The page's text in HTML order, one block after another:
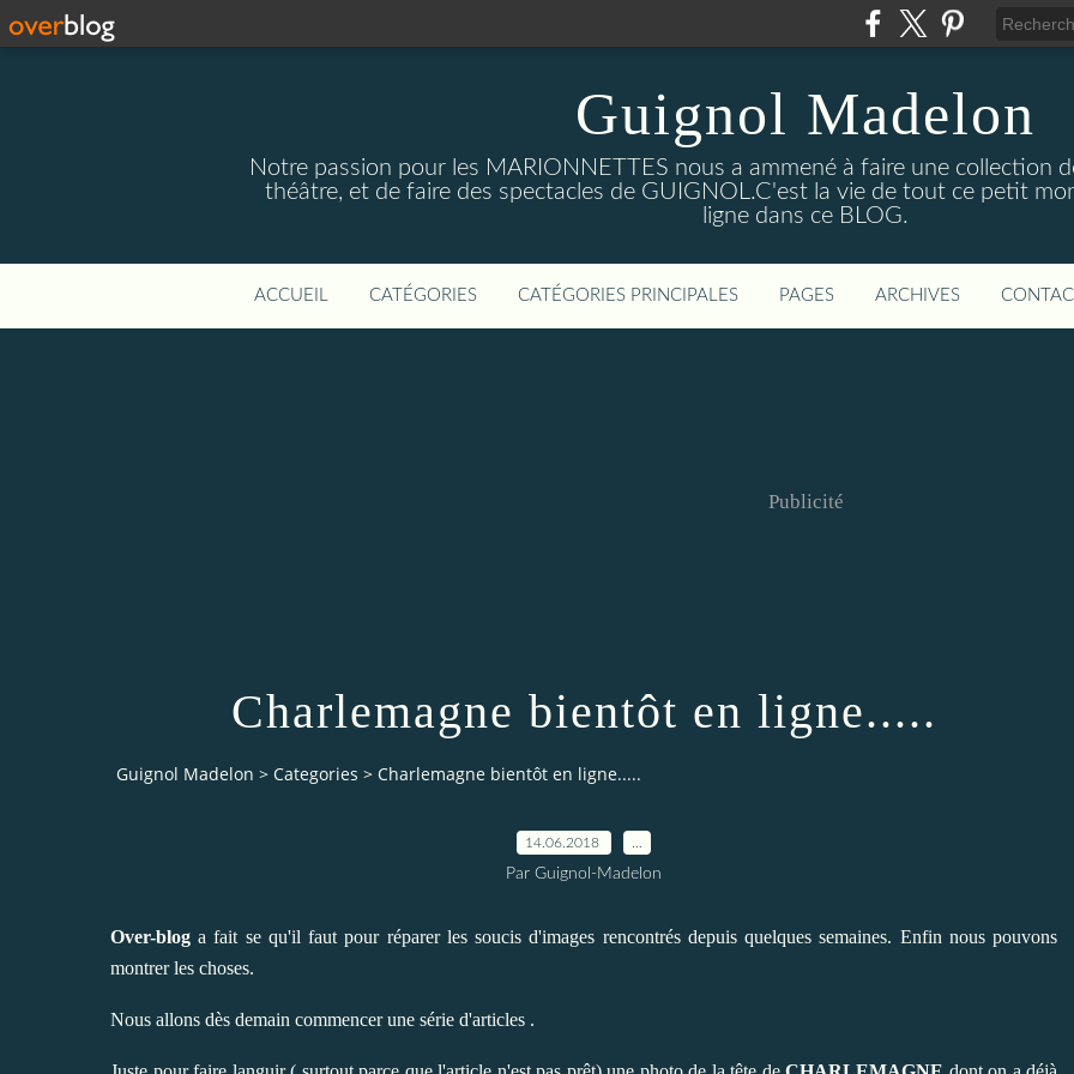
Guignol Madelon
Notre passion pour les MARIONNETTES nous a ammené à faire une collection
théâtre, et de faire des spectacles de GUIGNOL.C'est la vie de tout ce petit
ligne dans ce BLOG.
ACCUEIL CATÉGORIES CATÉGORIES PRINCIPALES PAGES ARCHIVES
Publicité
Charlemagne bientôt en ligne.....
Guignol Madelon > Categories > Charlemagne bientôt en ligne.....
14.06.2018
Par Guignol-Madelon
Over-bloga fait se qu'il faut pour réparer les soucis d'images rencontrés depuis quelques semaines. Enfin nous pouvons
montrer les choses.
Nous allons dès demain commencer une série d'articles .